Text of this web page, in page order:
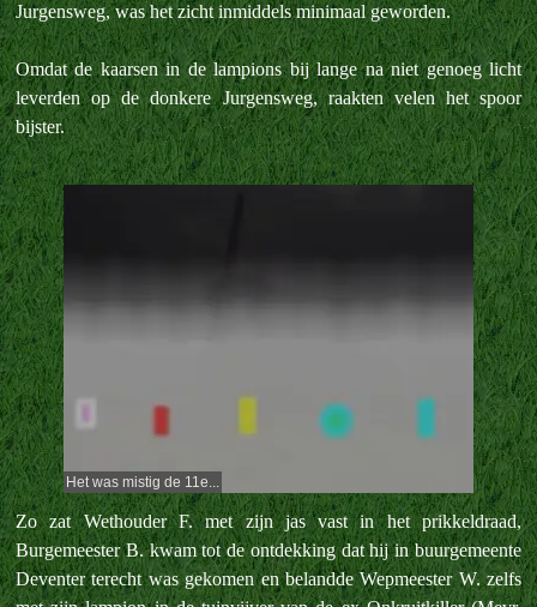
Jurgensweg, was het zicht inmiddels minimaal geworden.
Omdat de kaarsen in de lampions bij lange na niet genoeg licht
leverden op de donkere Jurgensweg, raakten velen het spoor
bijster.
Het was mistig de 11e...
Zo zat Wethouder F. met zijn jas vast in het prikkeldraad,
Burgemeester B. kwam tot de ontdekking dat hij in buurgemeente
Deventer terecht was gekomen en belandde Wepmeester W. zelfs